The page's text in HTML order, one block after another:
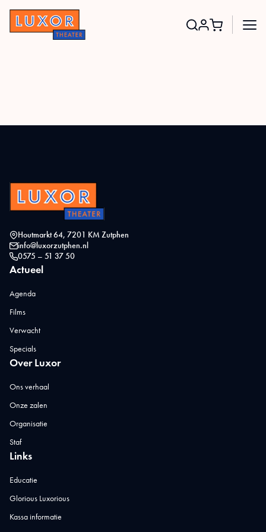
Houtmarkt 64, 7201 KM Zutphen
info@luxorzutphen.nl
0575 – 51 37 50
Actueel
Agenda
Films
Verwacht
Specials
Over Luxor
Ons verhaal
Onze zalen
Organisatie
Staf
Links
Educatie
Glorious Luxorious
Kassa informatie